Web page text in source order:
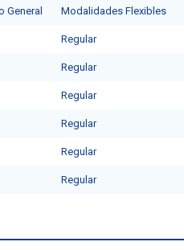
General Modalidades Flexibles
Regular
Regular
Regular
Regular
Regular
Regular